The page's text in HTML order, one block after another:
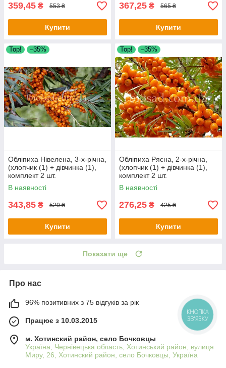
359,45 ₴ 553 ₴
Купити
367,25 ₴ 565 ₴
Купити
Тор! –35%
Обліпиха Нівелена, 3-х-річна,
(хлопчик (1) + дівчинка (1),
комплект 2 шт.
В наявності
343,85 ₴ 529 ₴
Купити
Тор! –35%
Обліпиха Рясна, 2-х-річна,
(хлопчик (1) + дівчинка (1),
комплект 2 шт.
В наявності
276,25 ₴ 425 ₴
Купити
Показати ще
Про нас
96% позитивних з 75 відгуків за рік
Працює з 10.03.2015
м. Хотинский район, село Бочковцы
Україна, Чернівецька область, Хотинський район, вулиця
Миру, 26, Хотинский район, село Бочковцы, Україна
КНОПКА
ЗВ'ЯЗКУ